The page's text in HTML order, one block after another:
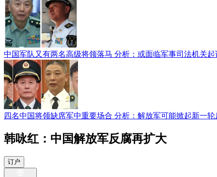
中国军队又有两名高级将领落马 分析：或面临军事司法机关
四名中国将领缺席军中重要场合 分析：解放军可能掀起新一
韩咏红：中国解放军反腐再扩大
订户